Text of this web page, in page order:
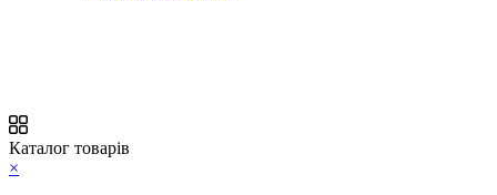
Каталог товарів
×